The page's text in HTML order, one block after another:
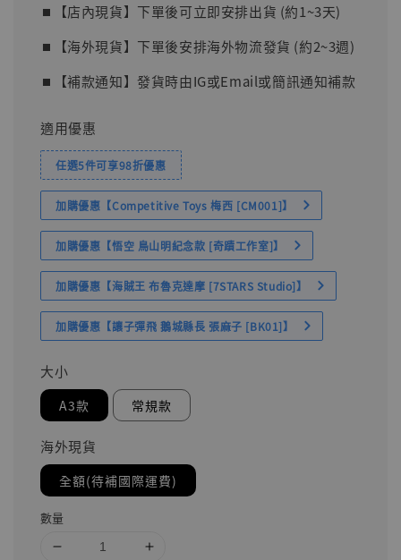
⏹︎【店內現貨】下單後可立即安排出貨 (約1~3天)
⏹︎【海外現貨】下單後安排海外物流發貨 (約2~3週)
⏹︎【補款通知】發貨時由IG或Email或簡訊通知補款
適用優惠
任選5件可享98折優惠
加購優惠【Competitive Toys 梅西 [CM001]】
加購優惠【悟空 鳥山明紀念款 [奇蹟工作室]】
加購優惠【海賊王 布魯克達摩 [7STARS Studio]】
加購優惠【讓子彈飛 鵝城縣長 張麻子 [BK01]】
大小
A3款 常規款
海外現貨
全額(待補國際運費)
數量